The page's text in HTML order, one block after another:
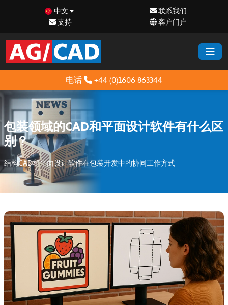
中文
联系我们
支持
客户门户
电话 +44 (0)1606 863344
包装领域的CAD和平面设计软件有什么区
别？
结构CAD和平面设计软件在包装开发中的协同工作方式